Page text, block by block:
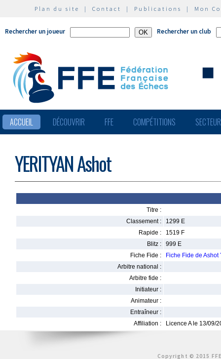
Plan du site | Contact | Publications | Mon
Rechercher un joueur Rechercher un club
ACCUEIL DÉCOUVRIR FFE COMPÉTITIONS
YERITYAN Ashot
Titre :
Classement :
1299 E
Rapide :
1519 F
Blitz :
999 E
Fiche Fide :
Fiche Fide de Ashot
Arbitre national :
Arbitre fide :
Initiateur :
Animateur :
Entraîneur :
Affiliation :
Licence A le 13/09/
Copyright © 2015